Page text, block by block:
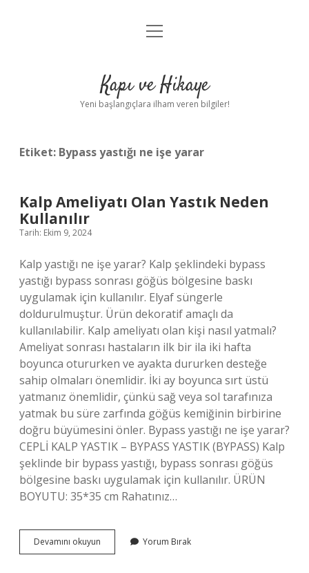
Anasayfa
Yasal Uyarı
menüyü
Kapı ve Hikaye
Yeni başlangıçlara ilham veren bilgiler!
Etiket: Bypass yastığı ne işe yarar
Kalp Ameliyatı Olan Yastık Neden
Kullanılır
Tarih: Ekim 9, 2024
Kalp yastığı ne işe yarar? Kalp şeklindeki bypass
yastığı bypass sonrası göğüs bölgesine baskı
uygulamak için kullanılır. Elyaf süngerle
doldurulmuştur. Ürün dekoratif amaçlı da
kullanılabilir. Kalp ameliyatı olan kişi nasıl yatmalı?
Ameliyat sonrası hastaların ilk bir ila iki hafta
boyunca otururken ve ayakta dururken desteğe
sahip olmaları önemlidir. İki ay boyunca sırt üstü
yatmanız önemlidir, çünkü sağ veya sol tarafınıza
yatmak bu süre zarfında göğüs kemiğinin birbirine
doğru büyümesini önler. Bypass yastığı ne işe yarar?
CEPLİ KALP YASTIK – BYPASS YASTIK (BYPASS) Kalp
şeklinde bir bypass yastığı, bypass sonrası göğüs
bölgesine baskı uygulamak için kullanılır. ÜRÜN
BOYUTU: 35*35 cm Rahatınız…
Devamını okuyun
Ameliyatı
Yorum Bırak